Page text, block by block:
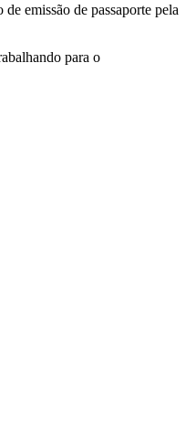
emissão de passaporte pela
para o